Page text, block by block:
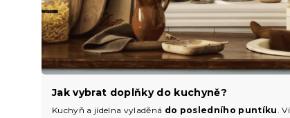
Jak vybrat doplňky do kuchyně?
Kuchyň a jídelna vyladěná do posledního puntíku.